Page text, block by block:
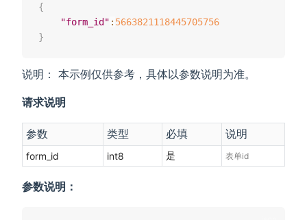
{
"form_id" : 5663821118445705756
}
说明： 本示例仅供参考，具体以参数说明为准。
请求说明
参数 类型 必填 说明
form_id int8 是 表单id
参数说明：